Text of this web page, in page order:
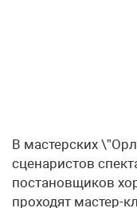
В мастерских
сценаристов
постановщиков
проходят мастер-